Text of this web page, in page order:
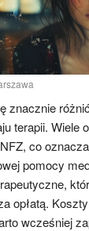
znacznie
terapii. Wiele
co
pomocy
opłatą.
wcześniej